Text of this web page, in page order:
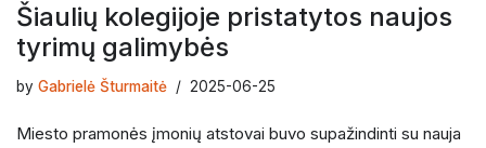
Šiaulių kolegijoje pristatytos naujos
tyrimų galimybės
by Gabrielė Šturmaitė 2025-06-25
Miesto pramonės įmonių atstovai buvo supažindinti su nauja